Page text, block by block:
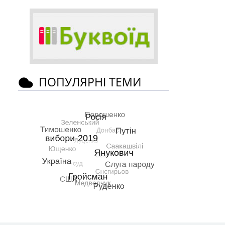
ПОПУЛЯРНІ ТЕМИ